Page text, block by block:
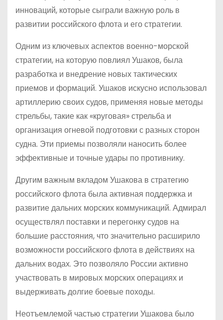
инноваций, которые сыграли важную роль в
развитии российского флота и его стратегии.
Одним из ключевых аспектов военно-морской
стратегии, на которую повлиял Ушаков, была
разработка и внедрение новых тактических
приемов и формаций. Ушаков искусно использовал
артиллерию своих судов, применяя новые методы
стрельбы, такие как «круговая» стрельба и
организация огневой подготовки с разных сторон
судна. Эти приемы позволяли наносить более
эффективные и точные удары по противнику.
Другим важным вкладом Ушакова в стратегию
российского флота была активная поддержка и
развитие дальних морских коммуникаций. Адмирал
осуществлял поставки и перегонку судов на
большие расстояния, что значительно расширило
возможности российского флота в действиях на
дальних водах. Это позволяло России активно
участвовать в мировых морских операциях и
выдерживать долгие боевые походы.
Неотъемлемой частью стратегии Ушакова было